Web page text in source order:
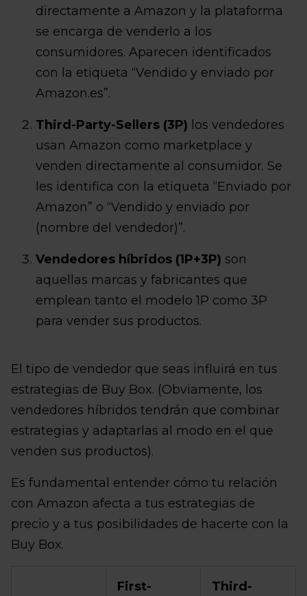
directamente a Amazon y la plataforma
se encarga de venderlo a los
consumidores. Aparecen identificados
con la etiqueta “Vendido y enviado por
Amazon.es”.
Third-Party-Sellers (3P) los vendedores
usan Amazon como marketplace y
venden directamente al consumidor. Se
les identifica con la etiqueta “Enviado por
Amazon” o “Vendido y enviado por
(nombre del vendedor)”.
Vendedores híbridos (1P+3P) son
aquellas marcas y fabricantes que
emplean tanto el modelo 1P como 3P
para vender sus productos.
El tipo de vendedor que seas influirá en tus
estrategias de Buy Box. (Obviamente, los
vendedores híbridos tendrán que combinar
estrategias y adaptarlas al modo en el que
venden sus productos).
Es fundamental entender cómo tu relación
con Amazon afecta a tus estrategias de
precio y a tus posibilidades de hacerte con la
Buy Box.
First-
Third-